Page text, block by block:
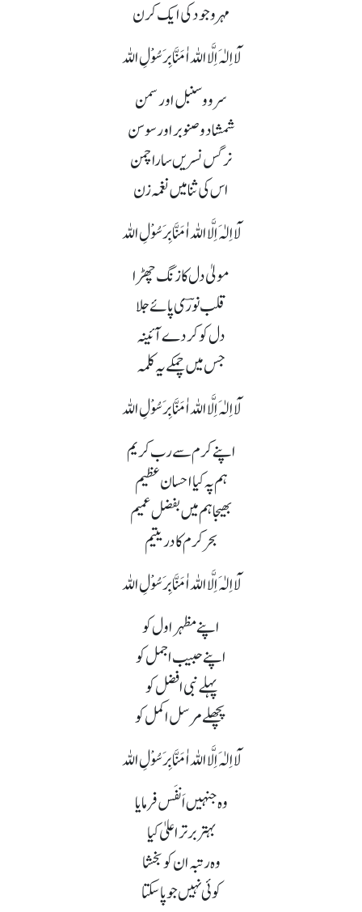
مہر وجود کی ایک کرن
لَآ اِلٰہَ اِلَّا اللہ اٰمَنَّا بِرَسُوْلِ اللہ
سرو و سنبل اور سمن
شمشاد و صنوبر اور سوسن
نرگس نسریں سارا چمن
اس کی ثنا میں نغمہ زن
لَآ اِلٰہَ اِلَّا اللہ اٰمَنَّا بِرَسُوْلِ اللہ
مولیٰ دل کا زنگ چھڑا
قلب نورؔی پائے جلا
دل کو کردے آئینہ
جس میں چمکے یہ کلمہ
لَآ اِلٰہَ اِلَّا اللہ اٰمَنَّا بِرَسُوْلِ اللہ
اپنے کرم سے رب کریم
ہم پہ کیا احسان عظیم
بھیجا ہم میں بفضل عمیم
بحر کرم کا در یتیم
لَآ اِلٰہَ اِلَّا اللہ اٰمَنَّا بِرَسُوْلِ اللہ
اپنے مظہر اول کو
اپنے حبیب اجمل کو
پہلے نبی افضل کو
پچھلے مرسل اکمل کو
لَآ اِلٰہَ اِلَّا اللہ اٰمَنَّا بِرَسُوْلِ اللہ
وہ جنہیں اَنفَس فرمایا
بہتر برتر اعلیٰ کیا
وہ رتبہ ان کو بخشا
کوئی نہیں جو پا سکتا